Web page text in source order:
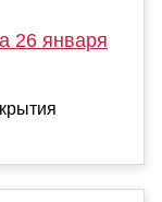
26 января